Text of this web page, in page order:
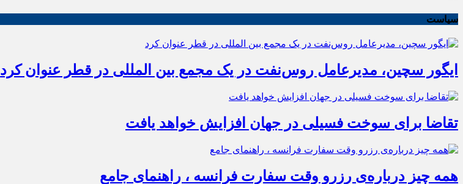
سیاست
ایگور سچین، مدیرعامل روس‌نفت در یک مجمع بین المللی در قطر عنوان کرد
تقاضا برای سوخت فسیلی در جهان افزایش خواهد یافت
همه چیز درباره‌ی رزرو وقت سفارت فرانسه ، راهنمای جامع